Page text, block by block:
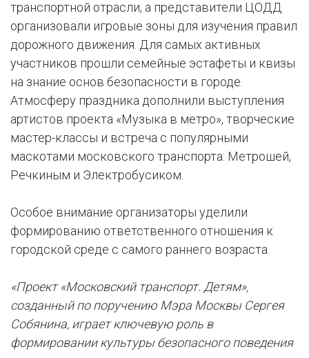
транспортной отрасли, а представители ЦОДД
организовали игровые зоны для изучения правил
дорожного движения. Для самых активных
участников прошли семейные эстафеты и квизы
на знание основ безопасности в городе.
Атмосферу праздника дополнили выступления
артистов проекта «Музыка в метро», творческие
мастер-классы и встреча с популярными
маскотами московского транспорта: Метрошей,
Речкиным и Электробусиком.
Особое внимание организаторы уделили
формированию ответственного отношения к
городской среде с самого раннего возраста.
«Проект «Московский транспорт. Детям»,
созданный по поручению Мэра Москвы Сергея
Собянина, играет ключевую роль в
формировании культуры безопасного поведения